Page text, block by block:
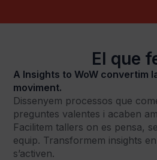
El que
A Insights to WoW convertim
moviment.
Dissenyem processos que
preguntes valentes i acaben
Facilitem tallers on es pensa,
equip. Transformem insights
s’activen.